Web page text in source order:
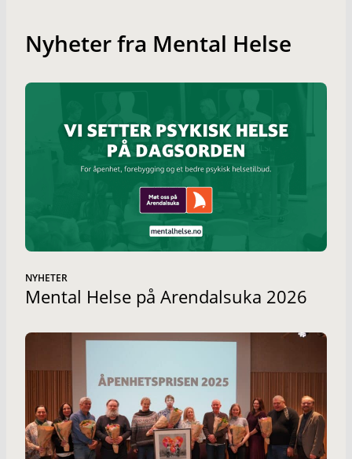
Nyheter fra Mental Helse
NYHETER
Mental Helse på Arendalsuka 2026